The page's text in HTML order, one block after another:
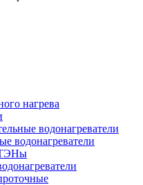
нагрева
водонагреватели
водонагреватели
ТЭНы